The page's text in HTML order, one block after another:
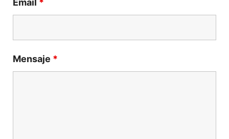
Email *
Mensaje *